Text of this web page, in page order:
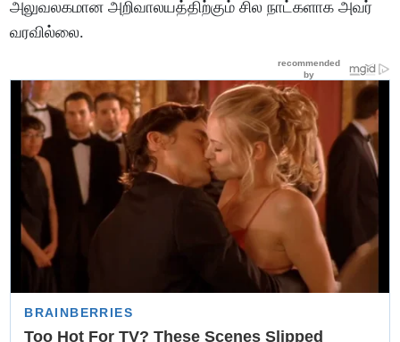
அலுவலகமான அறிவாலயத்திற்கும் சில நாட்களாக அவர்
வரவில்லை.